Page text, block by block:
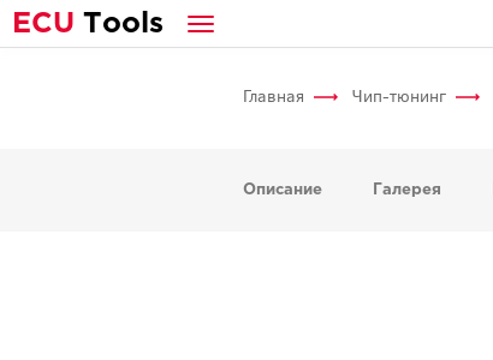
ECU Tools
Главная Чип-тюнинг
Описание Галерея